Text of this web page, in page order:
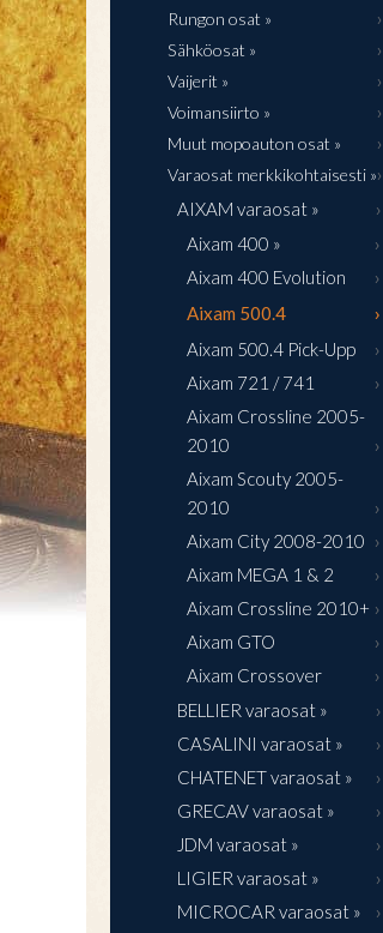
Rungon osat »
Sähköosat »
Vaijerit »
Voimansiirto »
Muut mopoauton osat »
Varaosat merkkikohtaisesti »
AIXAM varaosat »
Aixam 400 »
Aixam 400 Evolution
Aixam 500.4
Aixam 500.4 Pick-Upp
Aixam 721 / 741
Aixam Crossline 2005-
2010
Aixam Scouty 2005-
2010
Aixam City 2008-2010
Aixam MEGA 1 & 2
Aixam Crossline 2010+
Aixam GTO
Aixam Crossover
BELLIER varaosat »
CASALINI varaosat »
CHATENET varaosat »
GRECAV varaosat »
JDM varaosat »
LIGIER varaosat »
MICROCAR varaosat »